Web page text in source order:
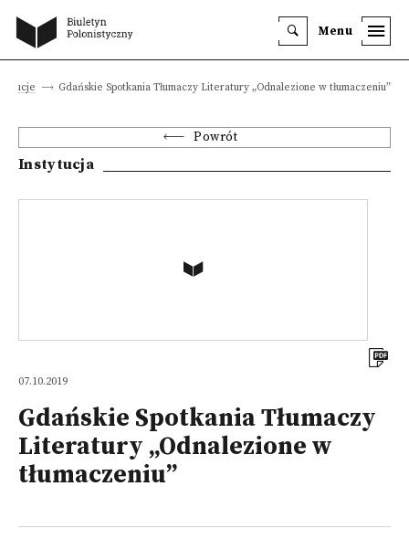
Menu
Gdańskie Spotkania Tłumaczy Literatury „Odnalezione w tłumaczeniu”
Powrót
Instytucja
07.10.2019
Gdańskie Spotkania Tłumaczy
Literatury „Odnalezione w
tłumaczeniu”